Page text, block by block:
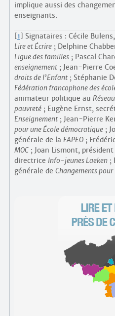
implique aussi des
enseignants.
1
Signataires : Cécile
Lire et Écrire; Delphine
Ligue des familles; Pascal
enseignement; Jean-Pierre
droits de l’Enfant; Stéphanie
Fédération francophone des
animateur politique au
pauvreté; Eugène Ernst,
Enseignement; Jean-Pierre
pour une École démocratique;
générale de la FAPEO;
MOC; Joan Lismont, président
directrice Info-jeunes Laeken;
générale de Changements pour